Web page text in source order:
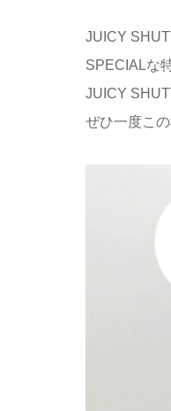
JUICY
SPECIALな
JUICY
ぜひ一度こ